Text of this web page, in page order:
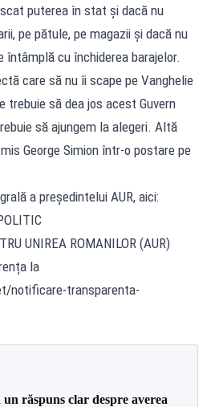
puterea în stat și dacă nu
pe pătule, pe magazii și dacă nu
cu închiderea barajelor.
care să nu îi scape pe Vanghelie
trebuie să dea jos acest Guvern
să ajungem la alegeri. Altă
George Simion într-o postare pe
a președintelui AUR, aici:
UNIREA ROMANILOR (AUR)
la
notificare-transparenta-
răspuns clar despre averea